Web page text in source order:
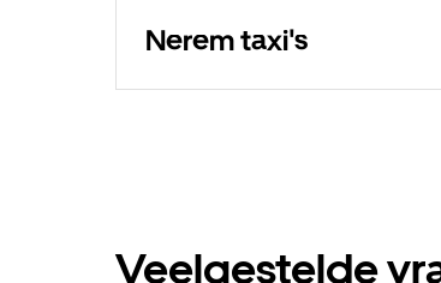
Nerem taxi's
Veelgestelde